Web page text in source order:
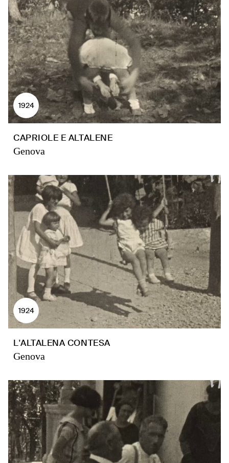
1924
CAPRIOLE E ALTALENE
Genova
1924
L'ALTALENA CONTESA
Genova